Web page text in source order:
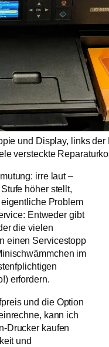
und Display, links
versteckte
irre laut –
höher stellt,
Problem
Entweder gibt
die vielen
einen Servicestopp
im
erfordern.
und die Option
kann ich
Drucker kaufen
und